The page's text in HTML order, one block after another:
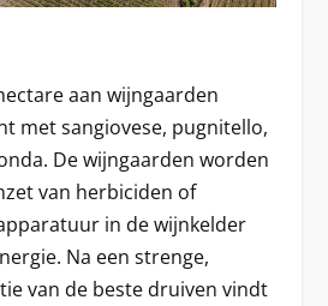
aan wijngaarden
met sangiovese, pugnitello,
De wijngaarden worden
van herbiciden of
in de wijnkelder
Na een strenge,
van de beste druiven vindt